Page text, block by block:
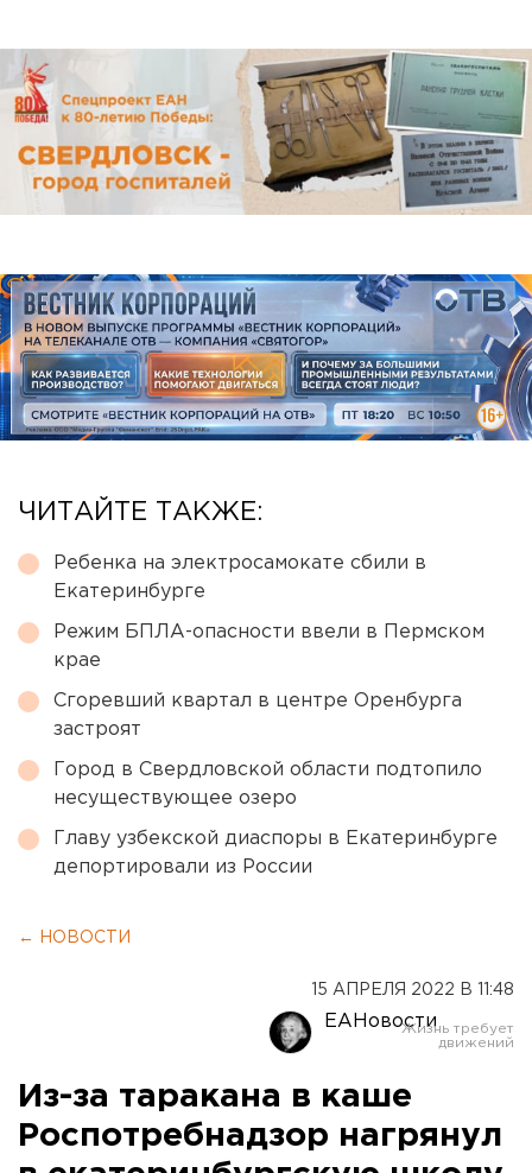
ЧИТАЙТЕ ТАКЖЕ:
Ребенка на электросамокате сбили в
Екатеринбурге
Режим БПЛА-опасности ввели в Пермском
крае
Сгоревший квартал в центре Оренбурга
застроят
Город в Свердловской области подтопило
несуществующее озеро
Главу узбекской диаспоры в Екатеринбурге
депортировали из России
← НОВОСТИ
15 АПРЕЛЯ 2022 В 11:48
ЕАНовости
Из-за таракана в каше
Роспотребнадзор нагрянул